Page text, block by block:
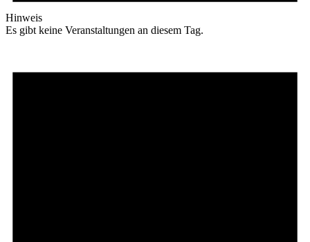
Hinweis
Es gibt keine Veranstaltungen an diesem Tag.